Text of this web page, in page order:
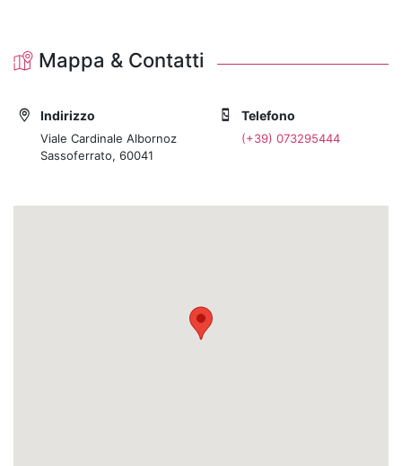
Mappa & Contatti
Indirizzo
Viale Cardinale Albornoz
Sassoferrato, 60041
Telefono
(+39) 073295444